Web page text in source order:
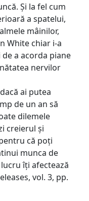
Și la fel cum
a spatelui,
mâinilor,
White chiar i-a
a acorda piane
nervilor
ai putea
de un an să
dilemele
creierul și
că poți
munca de
îți afectează
vol. 3, pp.